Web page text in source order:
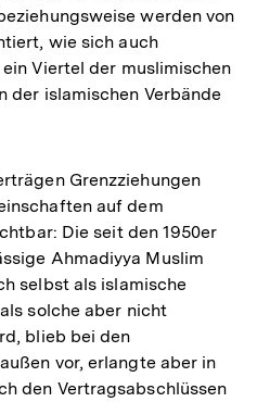
werden von
wie sich auch
Viertel der muslimischen
der islamischen Verbände
Grenzziehungen
auf dem
Die seit den 1950er
Ahmadiyya Muslim
selbst als islamische
solche aber nicht
blieb bei den
vor, erlangte aber in
den Vertragsabschlüssen